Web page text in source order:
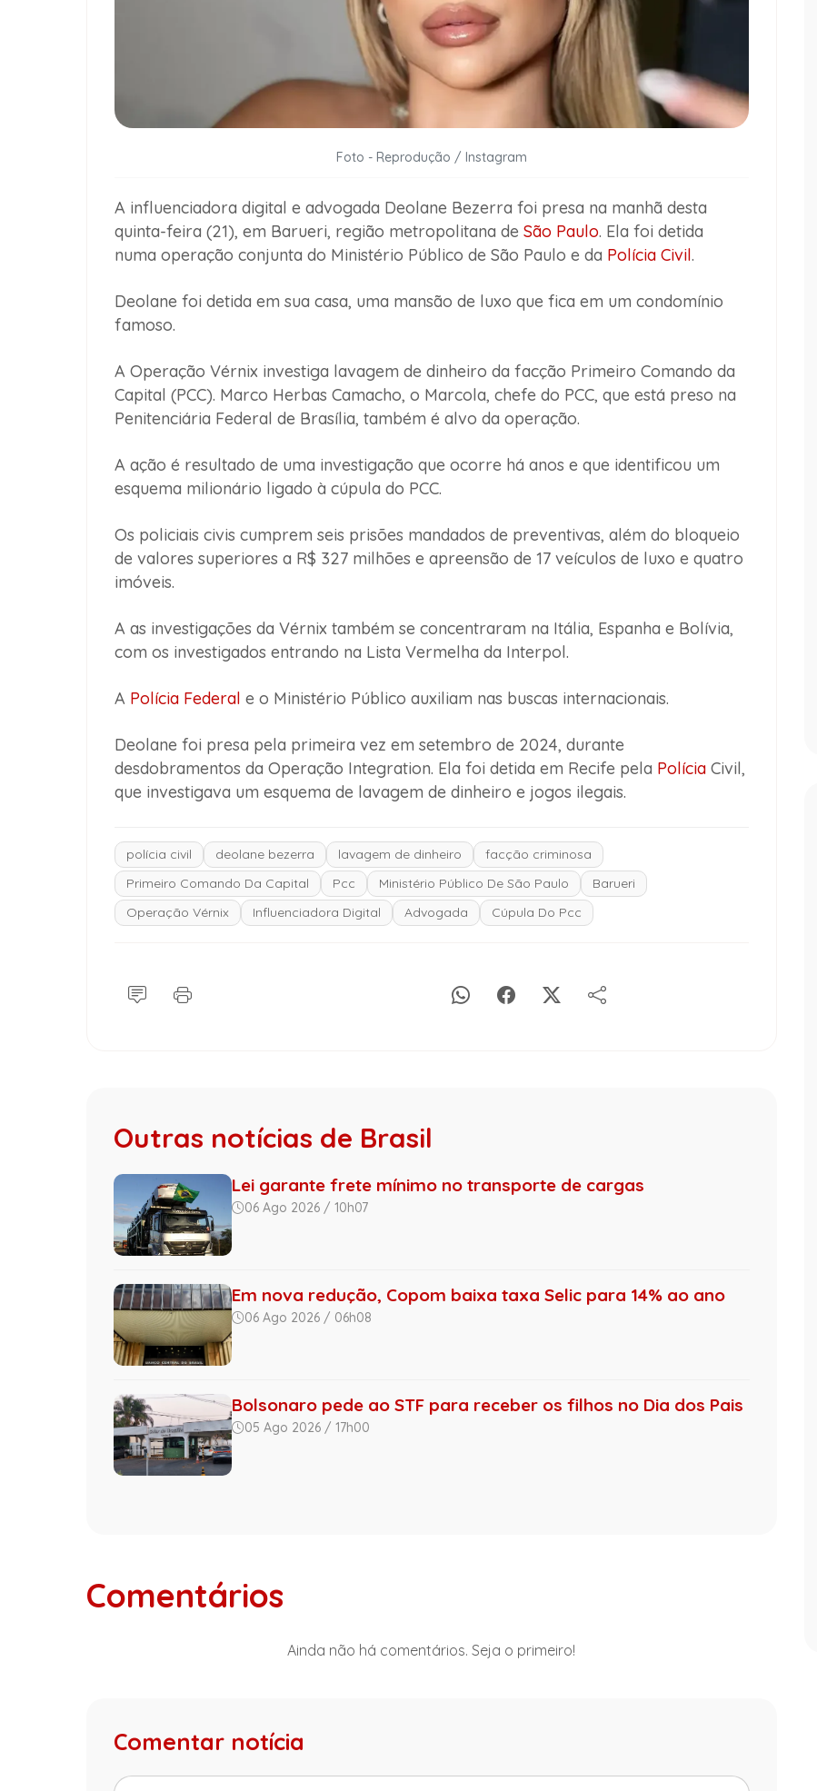
Foto - Reprodução / Instagram
A influenciadora digital e advogada Deolane Bezerra foi presa na manhã desta
quinta-feira (21), em Barueri, região metropolitana de São Paulo. Ela foi detida
numa operação conjunta do Ministério Público de São Paulo e da Polícia Civil.
Deolane foi detida em sua casa, uma mansão de luxo que fica em um condomínio
famoso.
A Operação Vérnix investiga lavagem de dinheiro da facção Primeiro Comando da
Capital (PCC). Marco Herbas Camacho, o Marcola, chefe do PCC, que está preso na
Penitenciária Federal de Brasília, também é alvo da operação.
A ação é resultado de uma investigação que ocorre há anos e que identificou um
esquema milionário ligado à cúpula do PCC.
Os policiais civis cumprem seis prisões mandados de preventivas, além do bloqueio
de valores superiores a R$ 327 milhões e apreensão de 17 veículos de luxo e quatro
imóveis.
A as investigações da Vérnix também se concentraram na Itália, Espanha e Bolívia,
com os investigados entrando na Lista Vermelha da Interpol.
A Polícia Federal e o Ministério Público auxiliam nas buscas internacionais.
Deolane foi presa pela primeira vez em setembro de 2024, durante
desdobramentos da Operação Integration. Ela foi detida em Recife pela PolíciaCivil,
que investigava um esquema de lavagem de dinheiro e jogos ilegais.
polícia civil deolane bezerra lavagem de dinheiro
facção criminosa
Primeiro Comando Da Capital
Pcc Ministério Público De São Paulo
Barueri
Operação Vérnix
Influenciadora Digital Advogada Cúpula Do Pcc
Outras notícias de Brasil
Lei garante frete mínimo no transporte de cargas
06 Ago 2026 / 10h07
Em nova redução, Copom baixa taxa Selic para 14% ao ano
06 Ago 2026 / 06h08
Bolsonaro pede ao STF para receber os filhos no Dia dos Pais
05 Ago 2026 / 17h00
Comentários
Ainda não há comentários. Seja o primeiro!
Comentar notícia